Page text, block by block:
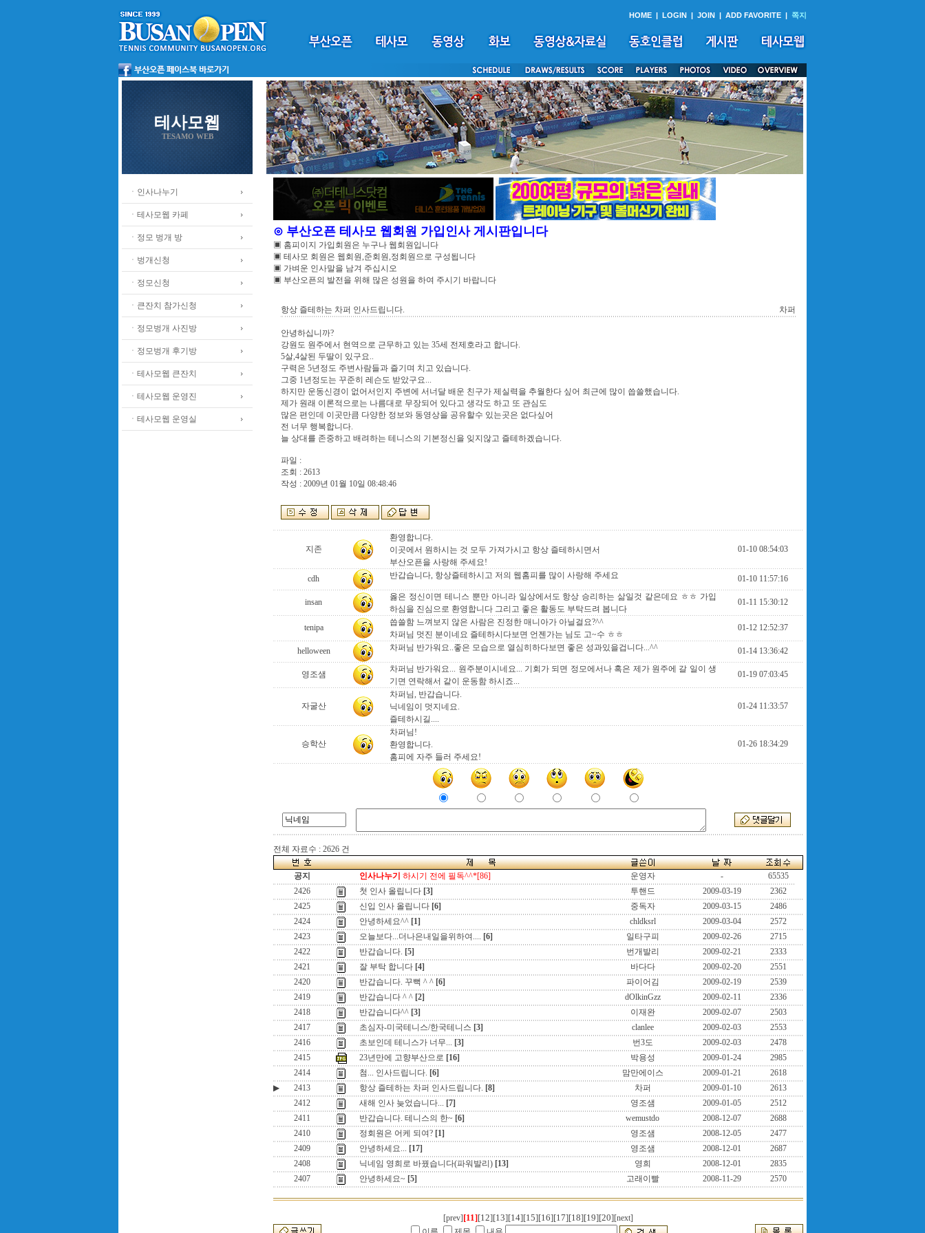
HOME | LOGIN | JOIN | ADD FAVORITE | 쪽지
테사모웹
TESAMO WEB
ㆍ인사나누기
ㆍ테사모웹 카페
ㆍ정모 벙개 방
ㆍ벙개신청
ㆍ정모신청
ㆍ큰잔치 참가신청
ㆍ정모벙개 사진방
ㆍ정모벙개 후기방
ㆍ테사모웹 큰잔치
ㆍ테사모웹 운영진
ㆍ테사모웹 운영실
⊙ 부산오픈 테사모 웹회원 가입인사 게시판입니다
▣ 홈피이지 가입회원은 누구나 웹회원입니다
▣ 테사모 회원은 웹회원,준회원,정회원으로 구성됩니다
▣ 가벼운 인사말을 남겨 주십시오
▣ 부산오픈의 발전을 위해 많은 성원을 하여 주시기 바랍니다
항상 즐테하는 차퍼 인사드립니다. 차퍼
안녕하십니까?
강원도 원주에서 현역으로 근무하고 있는 35세 전제호라고 합니다.
5살,4살된 두딸이 있구요..
구력은 5년정도 주변사람들과 즐기며 치고 있습니다.
그중 1년정도는 꾸준히 레슨도 받았구요...
하지만 운동신경이 없어서인지 주변에 서너달 배운 친구가 제실력을 추월한다 싶어 최근에 많이 씁쓸했습니다.
제가 원래 이론적으로는 나름대로 무장되어 있다고 생각도 하고 또 관심도
많은 편인데 이곳만큼 다양한 정보와 동영상을 공유할수 있는곳은 없다싶어
전 너무 행복합니다.
늘 상대를 존중하고 배려하는 테니스의 기본정신을 잊지않고 즐테하겠습니다.
파일 :
조회 : 2613
작성 : 2009년 01월 10일 08:48:46
지존
환영합니다.
이곳에서 원하시는 것 모두 가져가시고 항상 즐테하시면서
부산오픈을 사랑해 주세요!
01-10 08:54:03
cdh 반갑습니다, 항상즐테하시고 저의 웹홈피를 많이 사랑해 주세요 01-10 11:57:16
insan
옳은 정신이면 테니스 뿐만 아니라 일상에서도 항상 승리하는 삶일것 같은데요 ㅎㅎ 가입
하심을 진심으로 환영합니다 그리고 좋은 활동도 부탁드려 봅니다
01-11 15:30:12
tenipa
씁쓸함 느껴보지 않은 사람은 진정한 매니아가 아닐걸요?^^
차퍼님 멋진 분이네요 즐테하시다보면 언젠가는 님도 고~수 ㅎㅎ
01-12 12:52:37
helloween 차퍼님 반가워요..좋은 모습으로 열심히하다보면 좋은 성과있을겁니다...^^ 01-14 13:36:42
영조샘
차퍼님 반가워요... 원주분이시네요... 기회가 되면 정모에서나 혹은 제가 원주에 갈 일이 생
기면 연락해서 같이 운동함 하시죠...
01-19 07:03:45
자굴산
차퍼님, 반갑습니다.
닉네임이 멋지네요.
즐테하시길....
01-24 11:33:57
승학산
차퍼님!
환영합니다.
홈피에 자주 들러 주세요!
01-26 18:34:29
전체 자료수 : 2626 건
공지 인사나누기 하시기 전에 필독^^*[86] 운영자 -
65535
2426
첫 인사 올립니다 [3] 투핸드 2009-03-19
2362
2425
신입 인사 올립니다 [6] 중독자 2009-03-15
2486
2424
안녕하세요^^ [1] chldksrl 2009-03-04
2572
2423
오늘보다...더나은내일을위하여.... [6] 일타구피 2009-02-26
2715
2422
반갑습니다. [5] 번개발리 2009-02-21
2333
2421
잘 부탁 합니다 [4] 바다다 2009-02-20
2551
2420
반갑습니다. 꾸뻑 ^ ^ [6] 파이어김 2009-02-19
2539
2419
반갑습니다 ^ ^ [2] dOlkinGzz 2009-02-11
2336
2418
반갑습니다^^ [3] 이재완 2009-02-07
2503
2417
초심자-미국테니스/한국테니스 [3] clanlee 2009-02-03
2553
2416
초보인데 테니스가 너무... [3] 번3도 2009-02-03
2478
2415
23년만에 고향부산으로 [16] 박용성 2009-01-24
2985
2414
첨... 인사드립니다. [6] 맘만에이스 2009-01-21
2618
▶
2413 항상 즐테하는 차퍼 인사드립니다. [8] 차퍼 2009-01-10
2613
2412
새해 인사 늦었습니다... [7] 영조샘 2009-01-05
2512
2411
반갑습니다. 테니스의 한~ [6] wemustdo 2008-12-07
2688
2410
정회원은 어케 되여? [1] 영조샘 2008-12-05
2477
2409
안녕하세요... [17] 영조샘 2008-12-01
2687
2408
닉네임 영희로 바꿨습니다(파워발리) [13] 영희 2008-12-01
2835
2407
안녕하세요~ [5] 고래이빨 2008-11-29 2570
[prev] [11][12][13][14][15][16][17][18][19][20][next]